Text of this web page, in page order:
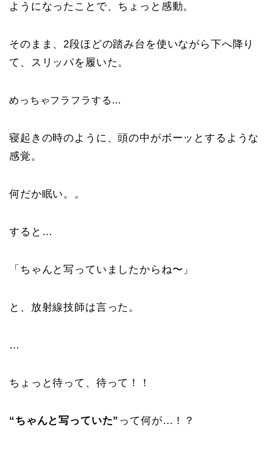
ようになったことで、ちょっと感動。
そのまま、2段ほどの踏み台を使いながら下へ降り
て、スリッパを履いた。
めっちゃフラフラする…
寝起きの時のように、頭の中がボーッとするような
感覚。
何だか眠い。。
すると…
「ちゃんと写っていましたからね〜」
と、放射線技師は言った。
…
ちょっと待って、待って！！
“ちゃんと写っていた” って何が…！？